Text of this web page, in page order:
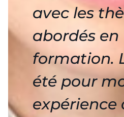
avec les
abordés en
formation.
été pour
expérience